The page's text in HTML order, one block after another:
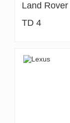
Land Rover
TD 4